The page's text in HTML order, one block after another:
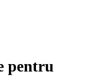
pentru